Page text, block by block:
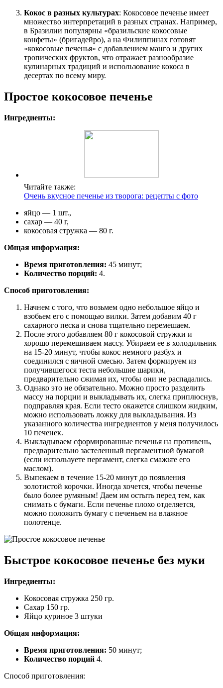
Кокос в разных культурах: Кокосовое печенье имеет
множество интерпретаций в разных странах. Например,
в Бразилии популярны «бразильские кокосовые
конфеты» (бригадейро), а на Филиппинах готовят
«кокосовые печенья» с добавлением манго и других
тропических фруктов, что отражает разнообразие
кулинарных традиций и использование кокоса в
десертах по всему миру.
Простое кокосовое печенье
Ингредиенты:
Читайте также:
Очень вкусное печенье из творога: рецепты с фото
яйцо — 1 шт.,
сахар — 40 г,
кокосовая стружка — 80 г.
Общая информация:
Время приготовления: 45 минут;
Количество порций: 4.
Способ приготовления:
Начнем с того, что возьмем одно небольшое яйцо и
взобьем его с помощью вилки. Затем добавим 40 г
сахарного песка и снова тщательно перемешаем.
После этого добавляем 80 г кокосовой стружки и
хорошо перемешиваем массу. Убираем ее в холодильник
на 15-20 минут, чтобы кокос немного разбух и
соединился с яичной смесью. Затем формируем из
получившегося теста небольшие шарики,
предварительно сжимая их, чтобы они не распадались.
Однако это не обязательно. Можно просто разделить
массу на порции и выкладывать их, слегка приплюснув,
подправляя края. Если тесто окажется слишком жидким,
можно использовать ложку для выкладывания. Из
указанного количества ингредиентов у меня получилось
10 печенек.
Выкладываем сформированные печенья на противень,
предварительно застеленный пергаментной бумагой
(если используете пергамент, слегка смажьте его
маслом).
Выпекаем в течение 15-20 минут до появления
золотистой корочки. Иногда хочется, чтобы печенье
было более румяным! Даем им остыть перед тем, как
снимать с бумаги. Если печенье плохо отделяется,
можно положить бумагу с печеньем на влажное
полотенце.
Быстрое кокосовое печенье без муки
Ингредиенты:
Кокосовая стружка 250 гр.
Сахар 150 гр.
Яйцо куриное 3 штуки
Общая информация:
Время приготовления: 50 минут;
Количество порций 4.
Способ приготовления: